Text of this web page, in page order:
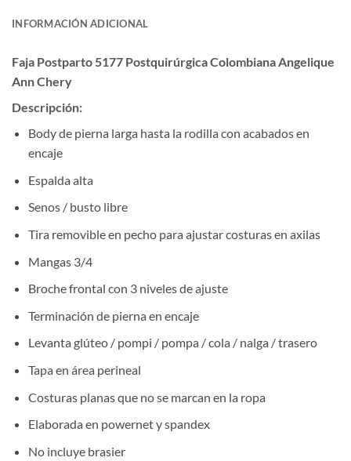
INFORMACIÓN ADICIONAL
Faja Postparto 5177 Postquirúrgica Colombiana Angelique
Ann Chery
Descripción:
Body de pierna larga hasta la rodilla con acabados en
encaje
Espalda alta
Senos / busto libre
Tira removible en pecho para ajustar costuras en axilas
Mangas 3/4
Broche frontal con 3 niveles de ajuste
Terminación de pierna en encaje
Levanta glúteo / pompi / pompa / cola / nalga / trasero
Tapa en área perineal
Costuras planas que no se marcan en la ropa
Elaborada en powernet y spandex
No incluye brasier